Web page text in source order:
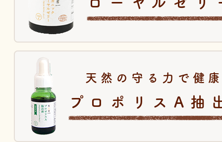
天然の守る力で健
プロポリスA抽